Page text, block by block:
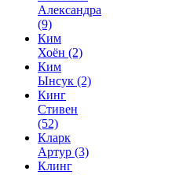
Александра
(9)
Ким
Хоён (2)
Ким
Ынсук (2)
Кинг
Стивен
(52)
Кларк
Артур (3)
Клинг